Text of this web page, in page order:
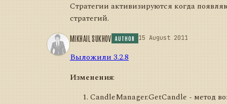
Стратегии активизируются когда
стратегий.
MIKHAIL SUKHOV AUTHOR 15 August 2011
Выложили 3.2.8
Изменения:
CandleManager.GetCandle - метод